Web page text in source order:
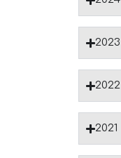
2023
2022
2021